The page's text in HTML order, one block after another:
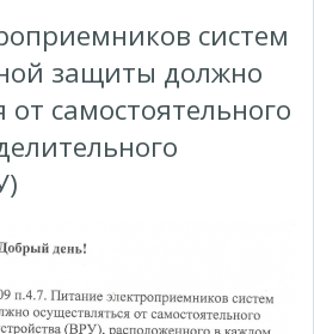
систем
защиты должно
от самостоятельного